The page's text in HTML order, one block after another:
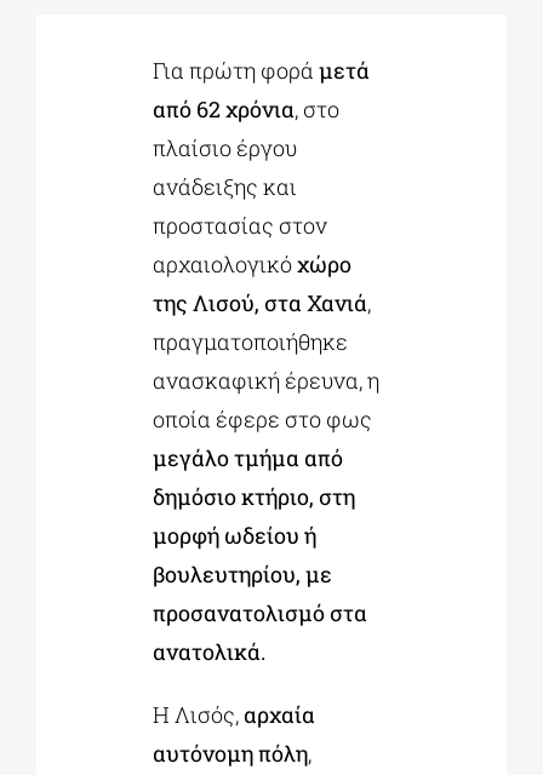
ΕΚΠΑΙΔΕΥΤΙΚΑ ΙΔΡΥΜΑΤΑ
ΠΟΛΙΤΙΣΤΙΚΟΙ ΦΟΡΕΙΣ
Για πρώτη φορά μετά
από 62 χρόνια, στο
πλαίσιο έργου
ανάδειξης και
προστασίας στον
αρχαιολογικόχώρο
της Λισού, στα Χανιά,
πραγματοποιήθηκε
ανασκαφική έρευνα, η
οποία έφερε στο φως
μεγάλο τμήμα από
δημόσιο κτήριο, στη
μορφή ωδείου ή
βουλευτηρίου, με
προσανατολισμό στα
ανατολικά.
Η Λισός,αρχαία
αυτόνομη πόλη,